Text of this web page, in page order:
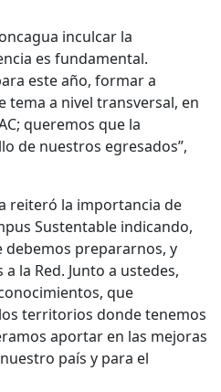
inculcar la
es fundamental.
este año, formar a
tema a nivel transversal, en
queremos que la
de nuestros egresados”,
reiteró la importancia de
Sustentable indicando,
debemos prepararnos, y
la Red. Junto a ustedes,
que
territorios donde tenemos
aportar en las mejoras
país y para el